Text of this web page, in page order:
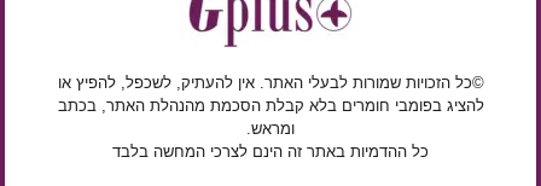
©כל הזכויות שמורות לבעלי האתר. אין להעתיק, לשכפל, להפיץ או
להציג בפומבי חומרים בלא קבלת הסכמת מהנהלת האתר, בכתב
ומראש.
כל ההדמיות באתר זה הינם לצרכי המחשה בלבד